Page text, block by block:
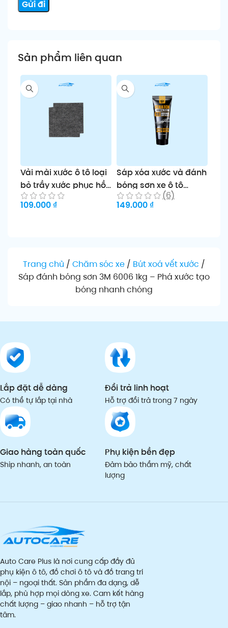
Sản phẩm liên quan
Vải mài xước ô tô loại
bỏ trầy xước phục hồi
bề mặt sơn Mc.P.P
109.000 ₫
Sáp xóa xước và đánh
bóng sơn xe ô tô
SCRATCH
(6)
149.000 ₫
Trang chủ / Chăm sóc xe/ Bút xoá vết xước /
Sáp đánh bóng sơn 3M 6006 1kg – Phá xước tạo
bóng nhanh chóng
Lắp đặt dễ dàng
Có thể tự lắp tại nhà
Đổi trả linh hoạt
Hỗ trợ đổi trả trong 7 ngày
Giao hàng toàn quốc
Ship nhanh, an toàn
Phụ kiện bền đẹp
Đảm bảo thẩm mỹ, chất
lượng
Auto Care Plus là nơi cung cấp đầy đủ
phụ kiện ô tô, đồ chơi ô tô và đồ trang trí
nội – ngoại thất. Sản phẩm đa dạng, dễ
lắp, phù hợp mọi dòng xe. Cam kết hàng
chất lượng – giao nhanh – hỗ trợ tận
tâm.